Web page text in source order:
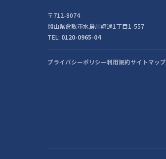
〒712-8074
岡山県倉敷市水島川崎通1丁目1-557
TEL: 0120-0965-04
プライバシーポリシー利用規約サイトマップ